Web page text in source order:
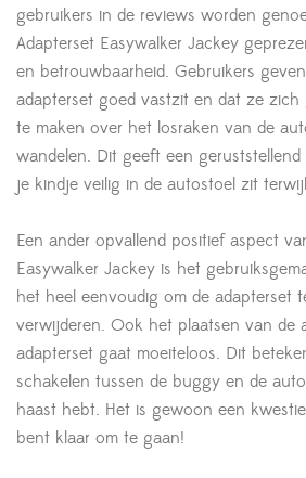
gebruikers in de reviews worden
Adapterset Easywalker Jackey
en betrouwbaarheid. Gebruikers
adapterset goed vastzit en dat ze
te maken over het losraken van de
wandelen. Dit geeft een
je kindje veilig in de autostoel zit
Een ander opvallend positief aspect
Easywalker Jackey is het
het heel eenvoudig om de adapterset
verwijderen. Ook het plaatsen van de
adapterset gaat moeiteloos. Dit
schakelen tussen de buggy en de
haast hebt. Het is gewoon een
bent klaar om te gaan!